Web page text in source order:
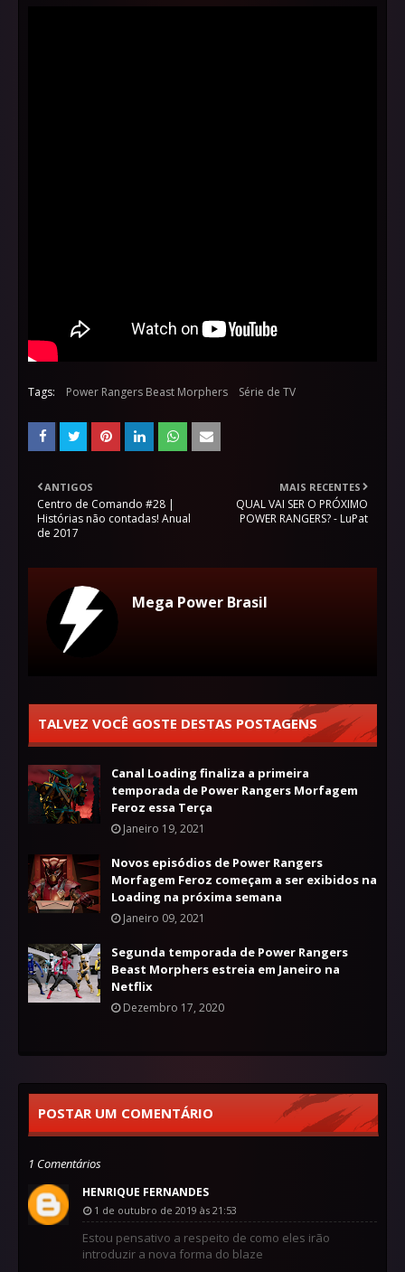
Tags: Power Rangers Beast Morphers Série de TV
MAIS RECENTES
QUAL VAI SER O PRÓXIMO
POWER RANGERS? - LuPat
ANTIGOS
Centro de Comando #28 |
Histórias não contadas! Anual
de 2017
Mega Power Brasil
TALVEZ VOCÊ GOSTE DESTAS POSTAGENS
Canal Loading finaliza a primeira
temporada de Power Rangers Morfagem
Feroz essa Terça
Janeiro 19, 2021
Novos episódios de Power Rangers
Morfagem Feroz começam a ser exibidos na
Loading na próxima semana
Janeiro 09, 2021
Segunda temporada de Power Rangers
Beast Morphers estreia em Janeiro na
Netflix
Dezembro 17, 2020
POSTAR UM COMENTÁRIO
1 Comentários
HENRIQUE FERNANDES
1 de outubro de 2019 às 21:53
Estou pensativo a respeito de como eles irão
introduzir a nova forma do blaze